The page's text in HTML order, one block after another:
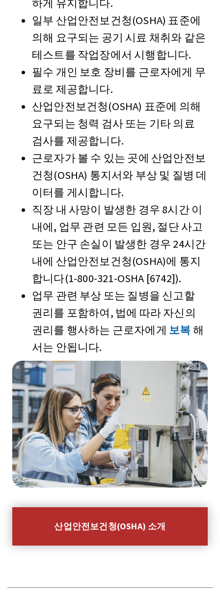
일부 산업안전보건청(OSHA) 표준에
의해 요구되는 공기 시료 채취와 같은
테스트를 작업장에서 시행합니다.
필수 개인 보호 장비를 근로자에게 무
료로 제공합니다.
산업안전보건청(OSHA) 표준에 의해
요구되는 청력 검사 또는 기타 의료
검사를 제공합니다.
근로자가 볼 수 있는 곳에 산업안전보
건청(OSHA) 통지서와 부상 및 질병 데
이터를 게시합니다.
직장 내 사망이 발생한 경우 8시간 이
내에, 업무 관련 모든 입원, 절단 사고
또는 안구 손실이 발생한 경우 24시간
내에 산업안전보건청(OSHA)에 통지
합니다(1-800-321-OSHA [6742]).
업무 관련 부상 또는 질병을 신고할
권리를 포함하여, 법에 따라 자신의
권리를 행사하는 근로자에게 보복해
서는 안됩니다.
산업안전보건청(OSHA) 소개